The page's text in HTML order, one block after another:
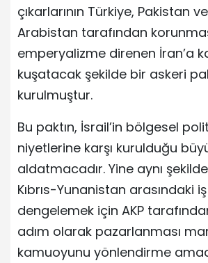
çıkarlarının Türkiye, Pakistan
Arabistan tarafından
emperyalizme direnen İran’a
kuşatacak şekilde bir askeri
kurulmuştur.
Bu paktın, İsrail’in bölgesel
niyetlerine karşı kurulduğu
aldatmacadır. Yine aynı
Kıbrıs-Yunanistan arasındaki
dengelemek için AKP
adım olarak pazarlanması
kamuoyunu yönlendirme